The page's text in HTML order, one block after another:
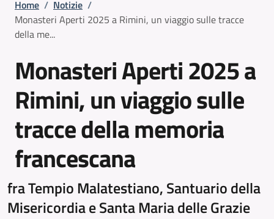
Home / Notizie /
Monasteri Aperti 2025 a Rimini, un viaggio sulle tracce
della me...
Monasteri Aperti 2025 a
Rimini, un viaggio sulle
tracce della memoria
francescana
fra Tempio Malatestiano, Santuario della
Misericordia e Santa Maria delle Grazie